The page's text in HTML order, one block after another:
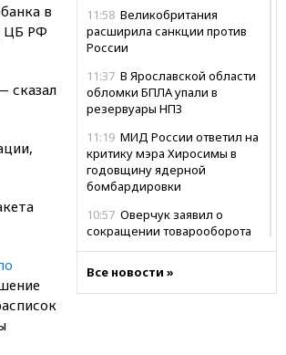
11:58 Великобритания
расширила санкции против
России
11:37 В Ярославской области
обломки БПЛА упали в
резервуары НПЗ
11:19 МИД России ответил на
критику мэра Хиросимы в
годовщину ядерной
бомбардировки
10:57 Оверчук заявил о
сокращении товарооборота
10:54Президент ФИФА
Все новости »
в
ЦБ РФ
сказал